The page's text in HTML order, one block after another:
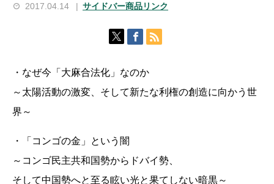
2017.04.14 サイドバー商品リンク
・なぜ今「大麻合法化」なのか
～太陽活動の激変、そして新たな利権の創造に向かう世
界～
・「コンゴの金」という闇
～コンゴ民主共和国勢からドバイ勢、
そして中国勢へと至る眩い光と果てしない暗黒～